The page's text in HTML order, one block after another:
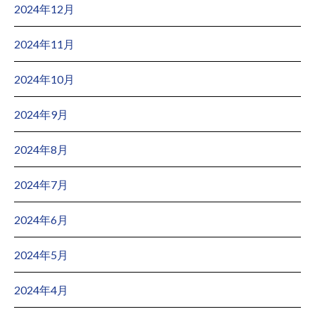
2024年12月
2024年11月
2024年10月
2024年9月
2024年8月
2024年7月
2024年6月
2024年5月
2024年4月